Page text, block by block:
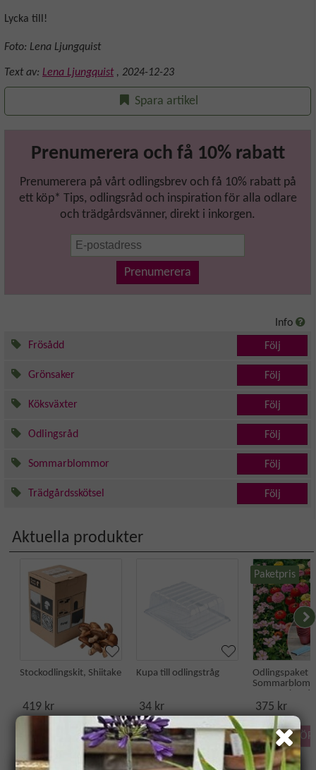
Lycka till!
Foto: Lena Ljungquist
Text av: Lena Ljungquist , 2024-12-23
Spara artikel
Prenumerera och få 10% rabatt
Prenumerera på vårt odlingsbrev och få 10% rabatt på
ett köp* Tips, odlingsråd och inspiration för alla odlare
och trädgårdsvänner, direkt i inkorgen.
Prenumerera
Info
Frösådd
Följ
Grönsaker Följ
Köksväxter Följ
Odlingsråd Följ
Sommarblommor Följ
Trädgårdsskötsel Följ
Aktuella produkter
Stockodlingskit, Shiitake
419 kr
Kupa till odlingstråg
34 kr
KÖP
Paketpris
Odlingspaket -
375 kr
KÖP